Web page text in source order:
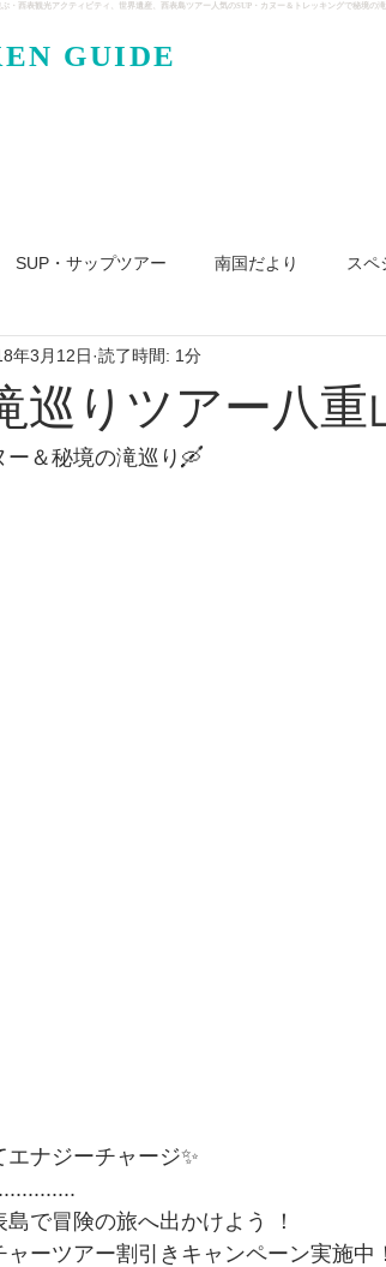
・西表観光アクティビティ、世界遺産、西表島ツアー人気のSUP・カヌー＆トレッキングで秘境
GUIDE
SUP・サップツアー 南国だより スペ
ナリ島 ヨット
巡りツアー八重
年3月12日 読了時間: 1分
ー＆秘境の滝巡り🛶
ナジーチャージ✨
で冒険の旅へ出かけよう ！
ャーツアー割引きキャンペーン実施中！